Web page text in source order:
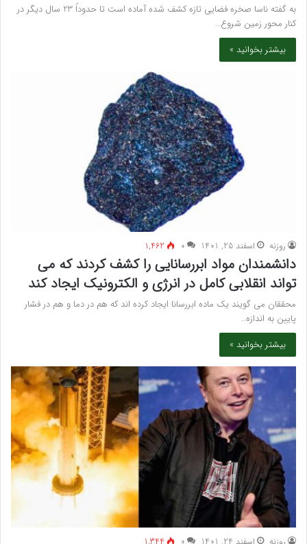
به گفته ناسا صخره فضایی تازه کشف شده آماده است تا حدوداً 23 سال دیگر در
کنار محور زمین شروع…
بیشتر بخوانید »
روزنه اسفند 25, 1401 ۰ 1,462
دانشمندان مواد ابررسانایی را کشف کردند که می
تواند انقلابی کامل در انرژی و الکترونیک ایجاد کند
محققان می گویند یک ماده ابررسانا ایجاد کرده اند که هم در دما و هم در فشار
پایین به اندازه…
بیشتر بخوانید »